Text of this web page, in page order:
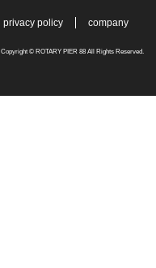
privacy policy company
Copyright © ROTARY PIER 88All Rights Reserved.